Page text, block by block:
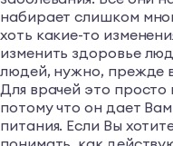
набирает слишком
хоть какие-то
изменить здоровье
людей, нужно, прежде
Для врачей это
потому что он дает
питания. Если Вы